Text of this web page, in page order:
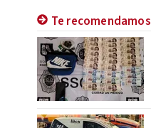
Te recomendamos